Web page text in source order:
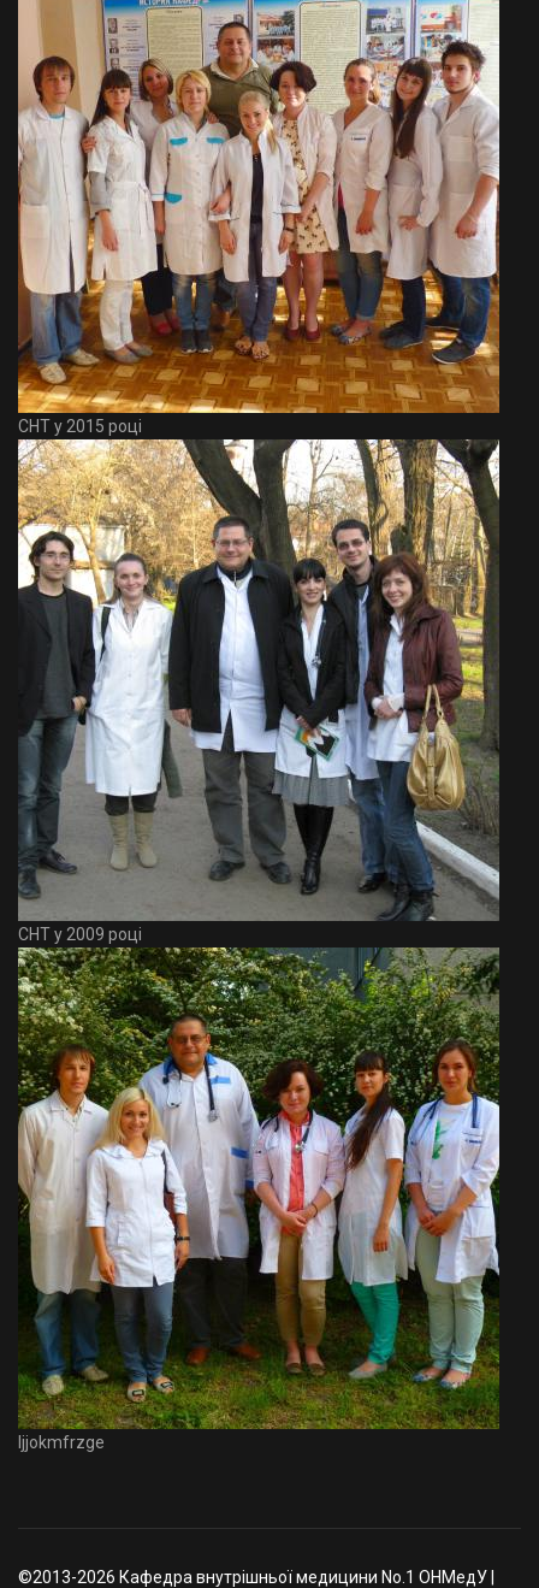
СНТ у 2015 році
СНТ у 2009 році
Ijjokmfrzge
©2013-2026 Кафедра внутрішньої медицини No.1 ОНМедУ |